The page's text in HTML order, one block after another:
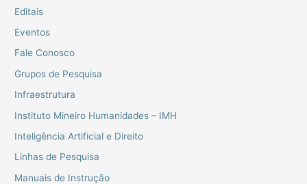
Editais
Eventos
Fale Conosco
Grupos de Pesquisa
Infraestrutura
Instituto Mineiro Humanidades – IMH
Inteligência Artificial e Direito
Linhas de Pesquisa
Manuais de Instrução